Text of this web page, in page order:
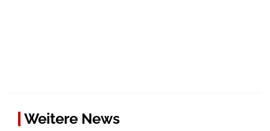
Weitere News